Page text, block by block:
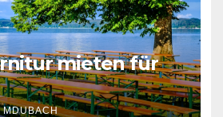
mieten für
MDUBACH